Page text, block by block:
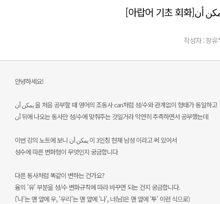
작성자 : 장유
안녕하세요!
يمكن أن 을 처음 공부할 때 영어의 조동사 can처럼 성/수와 관계없이 형태가 동일하고
أن 뒤에 나오는 동사만 성/수에 맞춰주는 것일거라 막연히 추측하면서 공부했는데
이번 강의 노트에 보니 يمكن أن 이 3인칭 현재 남성 이라고 써 있어서
성수에 따른 변화형이 무엇인지 궁금합니다
다른 동사처럼 똑같이 변하는 건가요?
윰의 '유' 부분을 성/수 변화규칙에 따라 바꾸면 되는 건지 궁금합니다.
('나'는 맨 앞에 우, '우리'는 맨 앞에 '나', 너(남)은 맨 앞에 '투' 이런 식으로)